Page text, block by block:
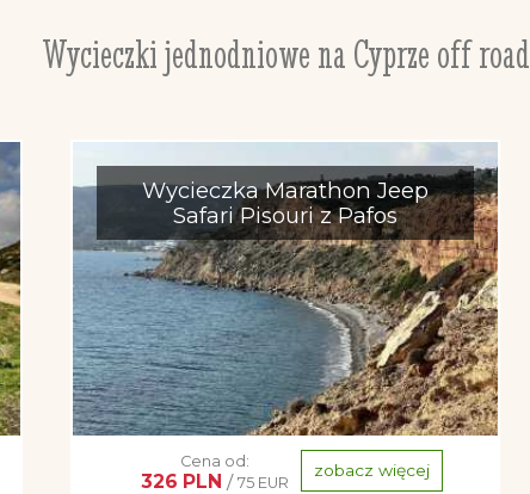
Wycieczki jednodniowe na Cyprze off road
Wycieczka Marathon Jeep
Safari Pisouri z Pafos
Cena od:
326 PLN / 75 EUR
zobacz więcej